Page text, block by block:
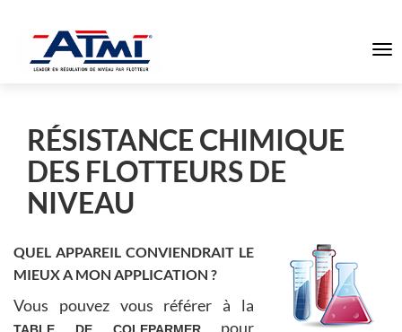
RÉSISTANCE CHIMIQUE
DES FLOTTEURS DE
NIVEAU
QUEL APPAREIL CONVIENDRAIT LE
MIEUX A MON APPLICATION ?
Vous pouvez vous référer à la
pour